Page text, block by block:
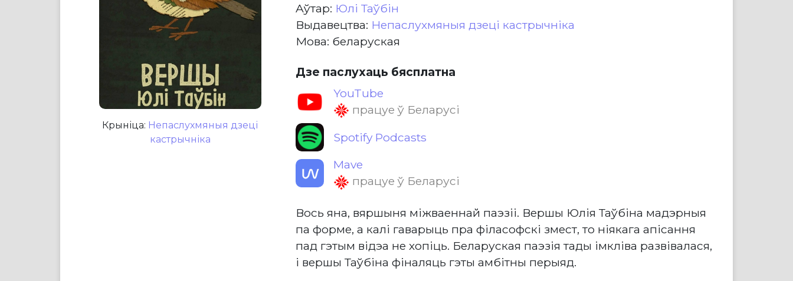
Крыніца: Непаслухмяныя дзеці
кастрычніка
Aўтар: Юлі Таўбін
Выдавецтва: Непаслухмяныя дзеці кастрычніка
Мова: беларуская
Дзе паслухаць бясплатна
YouTube
працуе ў Беларусі
Spotify Podcasts
Mave
працуе ў Беларусі
Вось яна, вяршыня міжваеннай паэзіі. Вершы Юлія Таўбіна мадэрныя
па форме, а калі гаварыць пра філасофскі змест, то ніякага апісання
пад гэтым відэа не хопіць. Беларуская паэзія тады імкліва развівалася,
і вершы Таўбіна фіналяць гэты амбітны перыяд.